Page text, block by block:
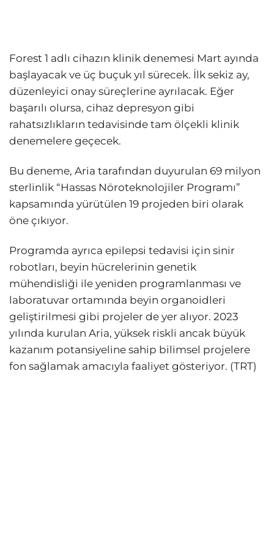
Forest 1 adlı cihazın klinik denemesi Mart ayında
başlayacak ve üç buçuk yıl sürecek. İlk sekiz ay,
düzenleyici onay süreçlerine ayrılacak. Eğer
başarılı olursa, cihaz depresyon gibi
rahatsızlıkların tedavisinde tam ölçekli klinik
denemelere geçecek.
Bu deneme, Aria tarafından duyurulan 69 milyon
sterlinlik “Hassas Nöroteknolojiler Programı”
kapsamında yürütülen 19 projeden biri olarak
öne çıkıyor.
Programda ayrıca epilepsi tedavisi için sinir
robotları, beyin hücrelerinin genetik
mühendisliği ile yeniden programlanması ve
laboratuvar ortamında beyin organoidleri
geliştirilmesi gibi projeler de yer alıyor. 2023
yılında kurulan Aria, yüksek riskli ancak büyük
kazanım potansiyeline sahip bilimsel projelere
fon sağlamak amacıyla faaliyet gösteriyor. (TRT)